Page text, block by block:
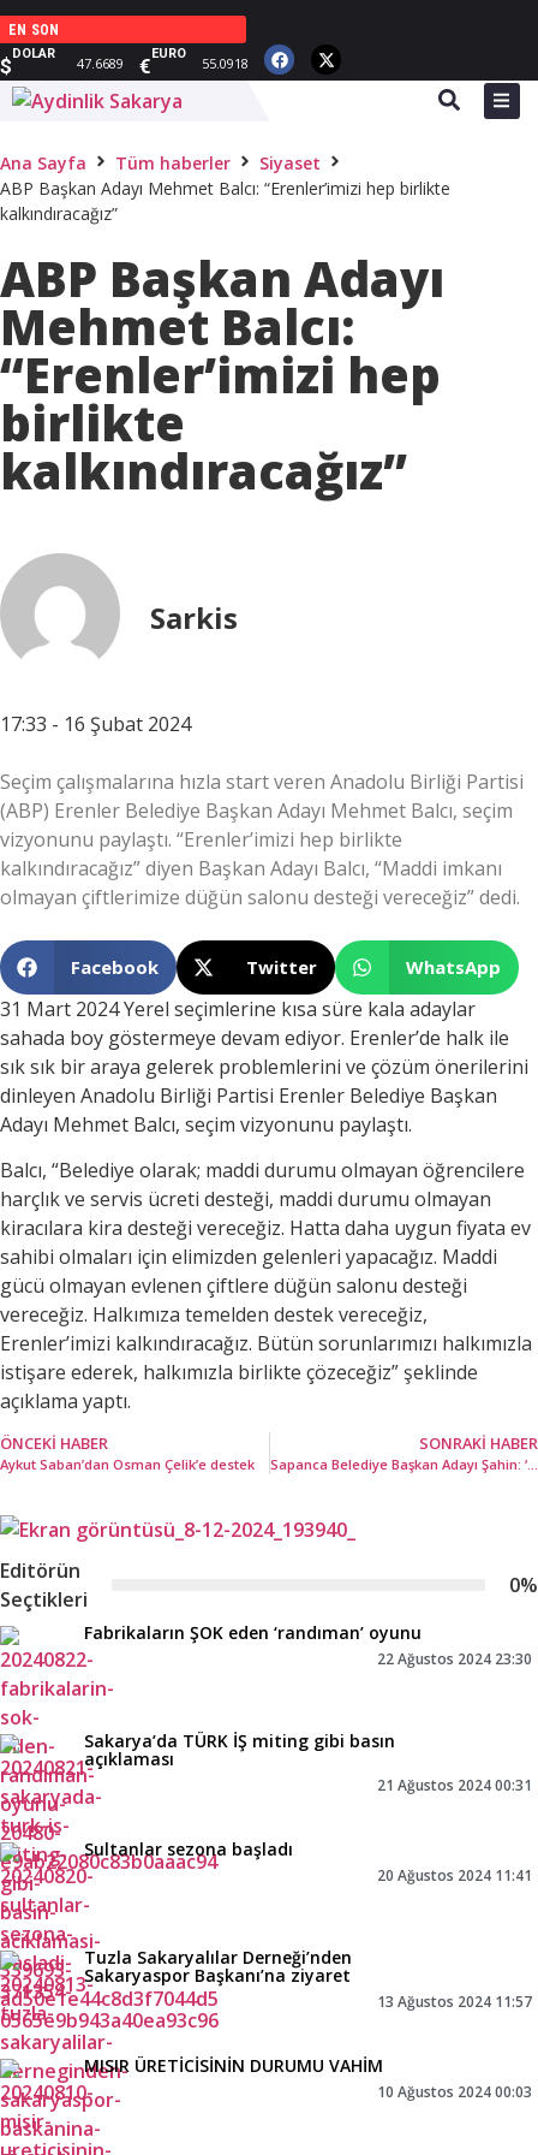
EN SON
$
DOLAR
47.6689 €
EURO
55.0918
Ana Sayfa Tüm haberler
Siyaset
ABP Başkan Adayı Mehmet Balcı: “Erenler’imizi hep birlikte
kalkındıracağız”
ABP Başkan Adayı
Mehmet Balcı:
“Erenler’imizi hep
birlikte
kalkındıracağız”
Sarkis
17:33 - 16 Şubat 2024
Seçim çalışmalarına hızla start veren Anadolu Birliği Partisi
(ABP) Erenler Belediye Başkan Adayı Mehmet Balcı, seçim
vizyonunu paylaştı. “Erenler’imizi hep birlikte
kalkındıracağız” diyen Başkan Adayı Balcı, “Maddi imkanı
olmayan çiftlerimize düğün salonu desteği vereceğiz” dedi.
Facebook Twitter WhatsApp
31 Mart 2024 Yerel seçimlerine kısa süre kala adaylar
sahada boy göstermeye devam ediyor. Erenler’de halk ile
sık sık bir araya gelerek problemlerini ve çözüm önerilerini
dinleyen Anadolu Birliği Partisi Erenler Belediye Başkan
Adayı Mehmet Balcı, seçim vizyonunu paylaştı.
Balcı, “Belediye olarak; maddi durumu olmayan öğrencilere
harçlık ve servis ücreti desteği, maddi durumu olmayan
kiracılara kira desteği vereceğiz. Hatta daha uygun fiyata ev
sahibi olmaları için elimizden gelenleri yapacağız. Maddi
gücü olmayan evlenen çiftlere düğün salonu desteği
vereceğiz. Halkımıza temelden destek vereceğiz,
Erenler’imizi kalkındıracağız. Bütün sorunlarımızı halkımızla
istişare ederek, halkımızla birlikte çözeceğiz” şeklinde
açıklama yaptı.
ÖNCEKI HABER
Aykut Saban’dan Osman Çelik’e destek
SONRAKI HABER
Sapanca Belediye Başkan Adayı Şahin: ‘Oyun Pazarları yapmak istiyoruz’
Editörün
Seçtikleri
0%
Fabrikaların ŞOK eden ‘randıman’ oyunu
22 Ağustos 2024 23:30
Sakarya’da TÜRK İŞ miting gibi basın
açıklaması
21 Ağustos 2024 00:31
Sultanlar sezona başladı
20 Ağustos 2024 11:41
Tuzla Sakaryalılar Derneği’nden
Sakaryaspor Başkanı’na ziyaret
13 Ağustos 2024 11:57
MISIR ÜRETİCİSİNİN DURUMU VAHİM
10 Ağustos 2024 00:03